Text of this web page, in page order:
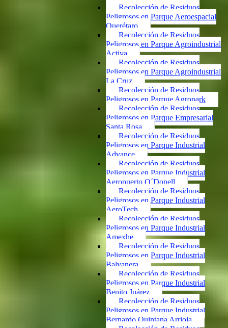
Recolección de Residuos
Peligrosos en Parque Aeroespacial
Querétaro
Recolección de Residuos
Peligrosos en Parque Agroindustrial
Activa
Recolección de Residuos
Peligrosos en Parque Agroindustrial
La Cruz
Recolección de Residuos
Peligrosos en Parque Agropark
Recolección de Residuos
Peligrosos en Parque Empresarial
Santa Rosa
Recolección de Residuos
Peligrosos en Parque Industrial
Advance
Recolección de Residuos
Peligrosos en Parque Industrial
Aeropuerto O´Donell
Recolección de Residuos
Peligrosos en Parque Industrial
AeroTech
Recolección de Residuos
Peligrosos en Parque Industrial
Amexhe
Recolección de Residuos
Peligrosos en Parque Industrial
Balvanera
Recolección de Residuos
Peligrosos en Parque Industrial
Benito Juárez
Recolección de Residuos
Peligrosos en Parque Industrial
Bernardo Quintana Arrioja